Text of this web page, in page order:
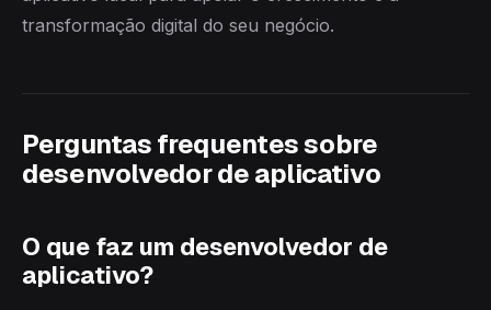
transformação digital do seu negócio.
Perguntas frequentes sobre
desenvolvedor de aplicativo
O que faz um desenvolvedor de
aplicativo?